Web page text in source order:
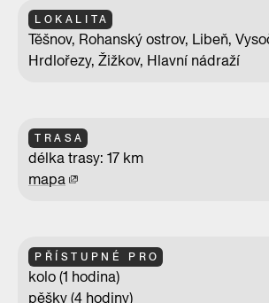
LOKALITA
Těšnov, Rohanský ostrov, Libeň,
Hrdlořezy, Žižkov, Hlavní nádraží
TRASA
délka trasy: 17 km
mapa
PŘÍSTUPNÉ PRO
kolo (1 hodina)
pěšky (4 hodiny)